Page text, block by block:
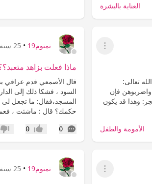
العناية بالبشرة
عرض القائمة
تعالى:
فإن
وهذا قد يكون
الأمومة والطفل
تمتوم19 • 25 سنة
ماذا فعلت بزاهد
قال الأصمعي قدم عراقي
السود ، فشكا ذلك إلى
المسجد،فقال: ما تجعل لى
حكمك؟ قال : ماشئت ،
0
التعليقات إعجاب0
عرض القائمة
تمتوم19 • 25 سنة